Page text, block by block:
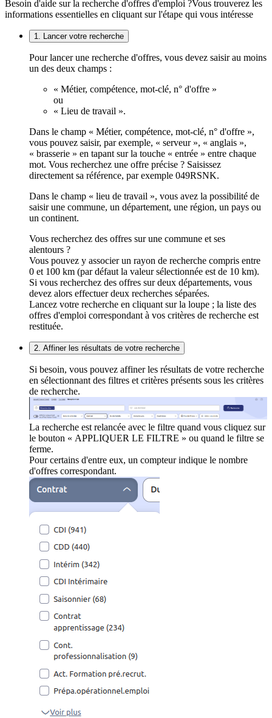
Besoin d'aide sur la recherche d'offres d'emploi ?Vous trouverez les
informations essentielles en cliquant sur l'étape qui vous intéresse
1. Lancer votre recherche
Pour lancer une recherche d'offres, vous devez saisir au moins
un des deux champs :
« Métier, compétence, mot-clé, n° d'offre »
ou
« Lieu de travail ».
Dans le champ « Métier, compétence, mot-clé, n° d'offre »,
vous pouvez saisir, par exemple, « serveur », « anglais »,
« brasserie » en tapant sur la touche « entrée » entre chaque
mot. Vous recherchez une offre précise ? Saisissez
directement sa référence, par exemple 049RSNK.
Dans le champ « lieu de travail », vous avez la possibilité de
saisir une commune, un département, une région, un pays ou
un continent.
Vous recherchez des offres sur une commune et ses
alentours ?
Vous pouvez y associer un rayon de recherche compris entre
0 et 100 km (par défaut la valeur sélectionnée est de 10 km).
Si vous recherchez des offres sur deux départements, vous
devez alors effectuer deux recherches séparées.
Lancez votre recherche en cliquant sur la loupe ; la liste des
offres d'emploi correspondant à vos critères de recherche est
restituée.
2. Affiner les résultats de votre recherche
Si besoin, vous pouvez affiner les résultats de votre recherche
en sélectionnant des filtres et critères présents sous les critères
de recherche.
La recherche est relancée avec le filtre quand vous cliquez sur
le bouton « APPLIQUER LE FILTRE » ou quand le filtre se
ferme.
Pour certains d'entre eux, un compteur indique le nombre
d'offres correspondant.